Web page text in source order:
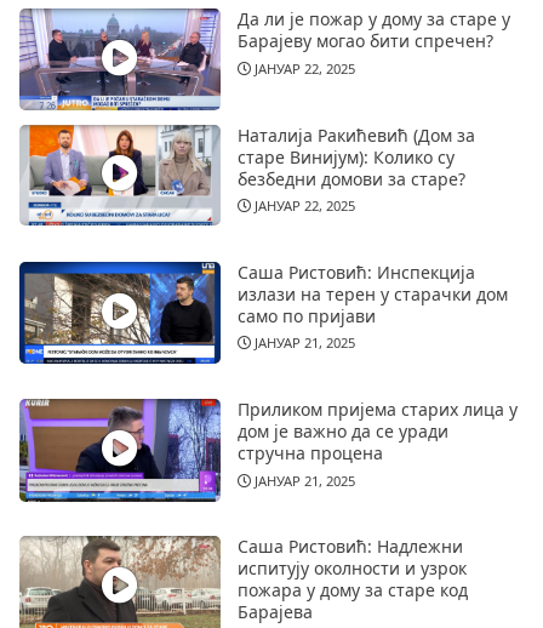
Да ли је пожар у дому за старе у
Барајеву могао бити спречен?
ЈАНУАР 22, 2025
Наталија Ракићевић (Дом за
старе Винијум): Колико су
безбедни домови за старе?
ЈАНУАР 22, 2025
Саша Ристовић: Инспекција
излази на терен у старачки дом
само по пријави
ЈАНУАР 21, 2025
Приликом пријема старих лица у
дом је важно да се уради
стручна процена
ЈАНУАР 21, 2025
Саша Ристовић: Надлежни
испитују околности и узрок
пожара у дому за старе код
Барајева